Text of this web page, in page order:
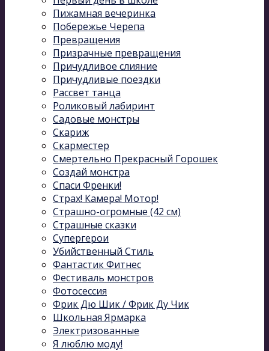
Пижамная вечеринка
Побережье Черепа
Превращения
Призрачные превращения
Причудливое слияние
Причудливые поездки
Рассвет танца
Роликовый лабиринт
Садовые монстры
Скариж
Скарместер
Смертельно Прекрасный Горошек
Создай монстра
Спаси Френки!
Страх! Камера! Мотор!
Страшно-огромные (42 см)
Страшные сказки
Супергерои
Убийственный Стиль
Фантастик Фитнес
Фестиваль монстров
Фотосессия
Фрик Дю Шик / Фрик Ду Чик
Школьная Ярмарка
Электризованные
Я люблю моду!